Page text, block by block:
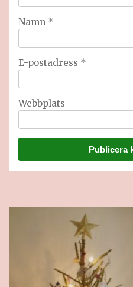
Namn *
E-postadress *
Webbplats